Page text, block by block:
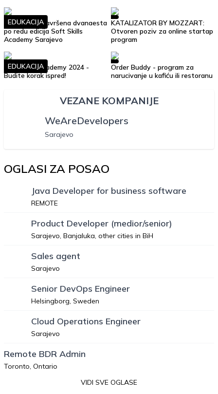
Uspješno je završena dvanaesta
po redu edicija Soft Skills
Academy Sarajevo
EDUKACIJA
KATALIZATOR BY MOZZART:
Otvoren poziv za online startap
program
Soft Skills Academy 2024 -
Budite korak ispred!
EDUKACIJA
Order Buddy - program za
narucivanje u kafiću ili restoranu
VEZANE KOMPANIJE
WeAreDevelopers
Sarajevo
OGLASI ZA POSAO
Java Developer for business software
REMOTE
Product Developer (medior/senior)
Sarajevo, Banjaluka, other cities in BiH
Sales agent
Sarajevo
Senior DevOps Engineer
Helsingborg, Sweden
Cloud Operations Engineer
Sarajevo
Remote BDR Admin
Toronto, Ontario
VIDI SVE OGLASE